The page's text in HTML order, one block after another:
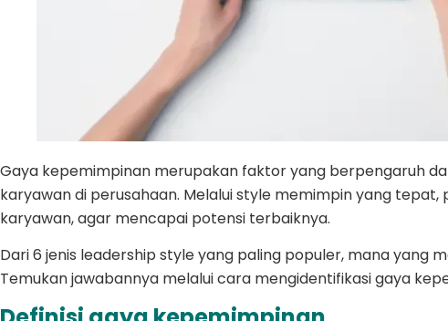
Gaya kepemimpinan merupakan faktor yang berpengaruh
karyawan di perusahaan. Melalui style memimpin yang
karyawan, agar mencapai potensi terbaiknya.
Dari 6 jenis leadership style yang paling populer, mana yang
Temukan jawabannya melalui cara mengidentifikasi gaya